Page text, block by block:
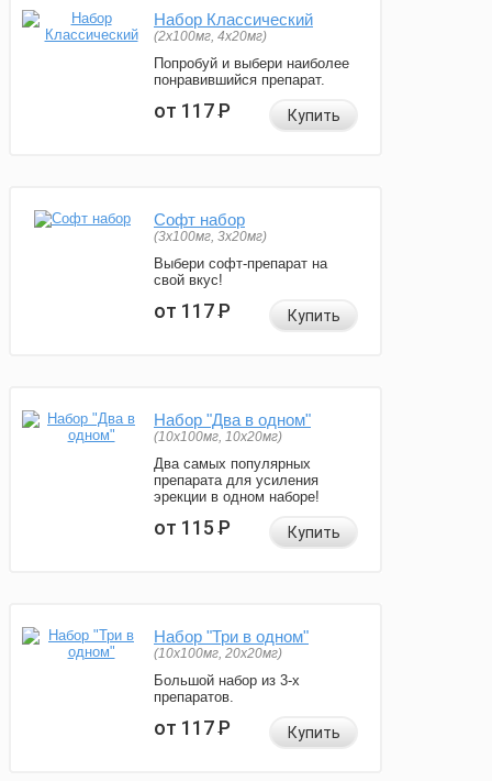
Набор Классический
(2x100мг, 4x20мг)
Попробуй и выбери наиболее
понравившийся препарат.
от 117Р Купить
Софт набор
(3x100мг, 3x20мг)
Выбери софт-препарат на
свой вкус!
от 117Р Купить
Набор "Два в одном"
(10x100мг, 10x20мг)
Два самых популярных
препарата для усиления
эрекции в одном наборе!
от 115Р Купить
Набор "Три в одном"
(10x100мг, 20x20мг)
Большой набор из 3-х
препаратов.
от 117Р Купить